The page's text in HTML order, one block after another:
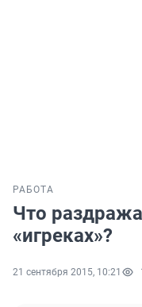
РАБОТА
Что
«игреках»?
21 сентября 2015, 10:21